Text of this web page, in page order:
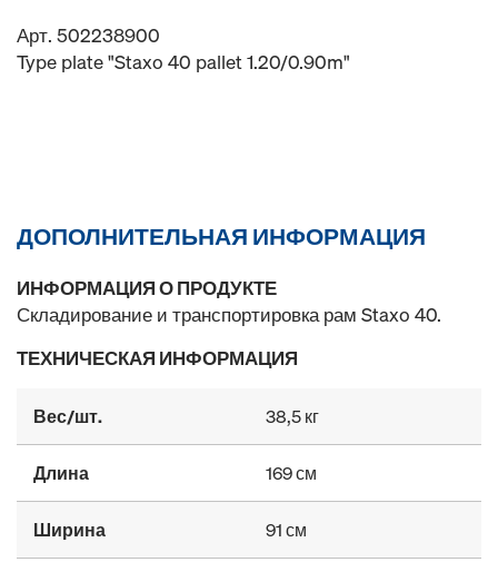
Арт. 502238900
Type plate "Staxo 40 pallet 1.20/0.90m"
ДОПОЛНИТЕЛЬНАЯ ИНФОРМАЦИЯ
ИНФОРМАЦИЯ О ПРОДУКТЕ
Складирование и транспортировка рам Staxo 40.
ТЕХНИЧЕСКАЯ ИНФОРМАЦИЯ
Вес/шт. 38,5 кг
Длина 169 см
Ширина 91 см